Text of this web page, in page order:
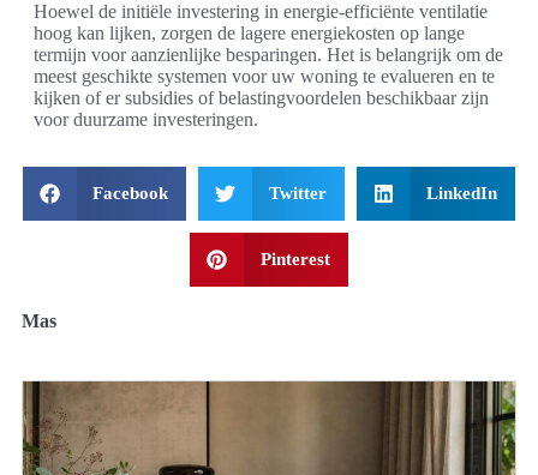
Hoewel de initiële investering in energie-efficiënte ventilatie
hoog kan lijken, zorgen de lagere energiekosten op lange
termijn voor aanzienlijke besparingen. Het is belangrijk om de
meest geschikte systemen voor uw woning te evalueren en te
kijken of er subsidies of belastingvoordelen beschikbaar zijn
voor duurzame investeringen.
Facebook Twitter LinkedIn
Pinterest
Mas